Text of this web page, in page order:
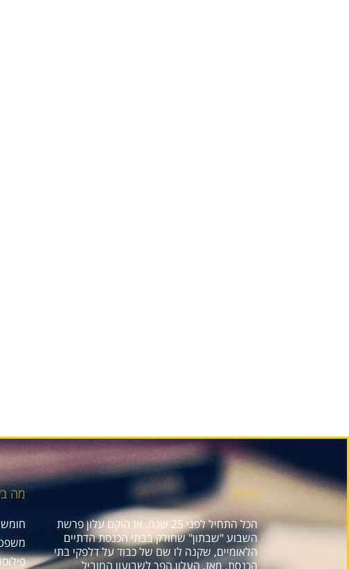
אודות
הכל התחיל לפני 25 שנה, אז הוקם עלון פרשת
השבוע "שבתון" שחולק בבתי הכנסת הדתיים
הלאומיים, שקנה לו שם של כבוד על דלפקי בתי
הכנסת. מאז, העלון הפך לשבועון המוביל
מה